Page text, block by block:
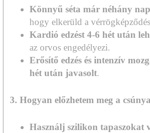
Könnyű séta már néhány
hogy elkerüld a
Kardió edzést 4-6 hét után
az orvos engedélyezi.
Erősítő edzés és intenzív
hét után javasolt.
3. Hogyan előzhetem meg a
Használj szilikon tapaszokat